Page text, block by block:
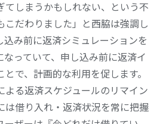
てしまうかもしれない、という不
こだわりました」と西脇は強調し
込み前に返済シミュレーションを
っていて、申し込み前に返済イ
で、計画的な利用を促します。
よる返済スケジュールのリマイン
は借り入れ・返済状況を常に把握